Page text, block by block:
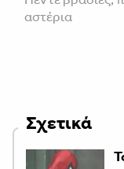
αστέρια
Σχετικά